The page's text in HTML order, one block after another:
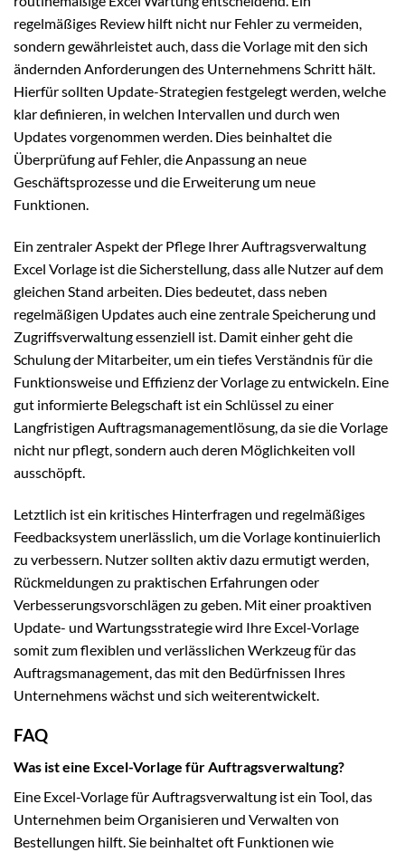
regelmäßiges Review hilft nicht nur Fehler zu vermeiden,
sondern gewährleistet auch, dass die Vorlage mit den sich
ändernden Anforderungen des Unternehmens Schritt hält.
Hierfür sollten Update-Strategien festgelegt werden, welche
klar definieren, in welchen Intervallen und durch wen
Updates vorgenommen werden. Dies beinhaltet die
Überprüfung auf Fehler, die Anpassung an neue
Geschäftsprozesse und die Erweiterung um neue
Funktionen.
Ein zentraler Aspekt der Pflege Ihrer Auftragsverwaltung
Excel Vorlage ist die Sicherstellung, dass alle Nutzer auf dem
gleichen Stand arbeiten. Dies bedeutet, dass neben
regelmäßigen Updates auch eine zentrale Speicherung und
Zugriffsverwaltung essenziell ist. Damit einher geht die
Schulung der Mitarbeiter, um ein tiefes Verständnis für die
Funktionsweise und Effizienz der Vorlage zu entwickeln. Eine
gut informierte Belegschaft ist ein Schlüssel zu einer
Langfristigen Auftragsmanagementlösung, da sie die Vorlage
nicht nur pflegt, sondern auch deren Möglichkeiten voll
ausschöpft.
Letztlich ist ein kritisches Hinterfragen und regelmäßiges
Feedbacksystem unerlässlich, um die Vorlage kontinuierlich
zu verbessern. Nutzer sollten aktiv dazu ermutigt werden,
Rückmeldungen zu praktischen Erfahrungen oder
Verbesserungsvorschlägen zu geben. Mit einer proaktiven
Update- und Wartungsstrategie wird Ihre Excel-Vorlage
somit zum flexiblen und verlässlichen Werkzeug für das
Auftragsmanagement, das mit den Bedürfnissen Ihres
Unternehmens wächst und sich weiterentwickelt.
FAQ
Was ist eine Excel-Vorlage für Auftragsverwaltung?
Eine Excel-Vorlage für Auftragsverwaltung ist ein Tool, das
Unternehmen beim Organisieren und Verwalten von
Bestellungen hilft. Sie beinhaltet oft Funktionen wie